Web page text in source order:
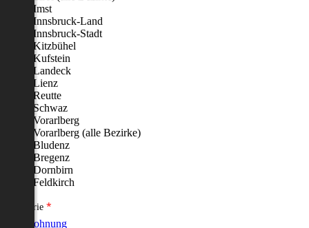
Imst
Innsbruck-Land
Innsbruck-Stadt
Kitzbühel
Kufstein
Landeck
Lienz
Reutte
Schwaz
Vorarlberg
Vorarlberg (alle Bezirke)
Bludenz
Bregenz
Dornbirn
Feldkirch
Kategorie *
Mietwohnung